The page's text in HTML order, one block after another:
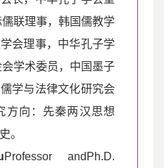
联理事，韩国儒教学
会理事，中华孔子学
学术委员，中国墨子
学与法律文化研究会
方向：先秦两汉思想
。
Professor andPh.D.